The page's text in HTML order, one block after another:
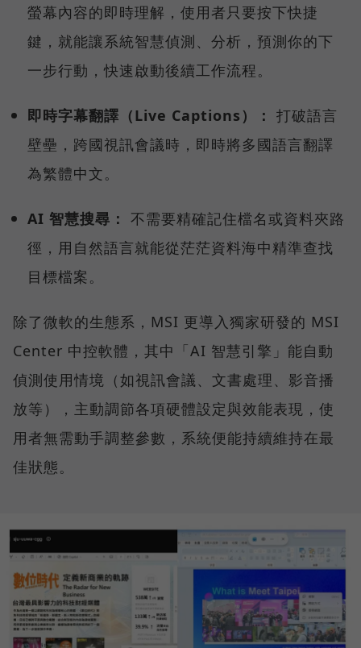
螢幕內容的即時理解，使用者只要按下快捷
鍵，就能讓系統智慧偵測、分析，預測你的下
一步行動，快速啟動後續工作流程。
即時字幕翻譯（Live Captions）： 打破語言
壁壘，跨國視訊會議時，即時將多國語言翻譯
為繁體中文。
AI 智慧搜尋： 不需要精確記住檔名或資料夾路
徑，用自然語言就能從茫茫資料海中精準查找
目標檔案。
除了微軟的生態系，MSI 更導入獨家研發的 MSI
Center 中控軟體，其中「AI 智慧引擎」能自動
偵測使用情境（如視訊會議、文書處理、影音播
放等），主動調節各項硬體設定與效能表現，使
用者無需動手調整參數，系統便能持續維持在最
佳狀態。